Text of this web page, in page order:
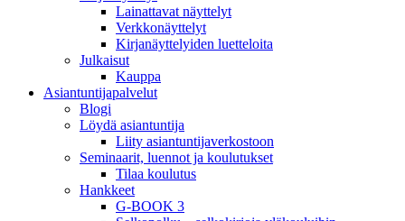
Lainattavat näyttelyt
Verkkonäyttelyt
Kirjanäyttelyiden luetteloita
Julkaisut
Kauppa
Asiantuntija­palvelut
Blogi
Löydä asiantuntija
Liity asiantuntijaverkostoon
Seminaarit, luennot ja koulutukset
Tilaa koulutus
Hankkeet
G-BOOK 3